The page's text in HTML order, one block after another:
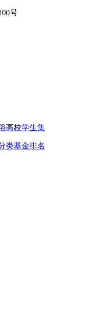
号
高校学生集
类基金排名